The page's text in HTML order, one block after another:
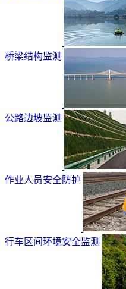
桥梁结构监测
公路边坡监测
作业人员安全防护
行车区间环境安全监测